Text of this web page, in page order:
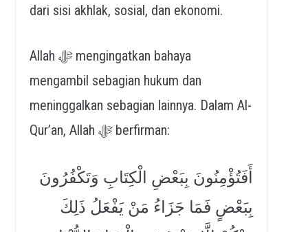
dari sisi akhlak, sosial, dan ekonomi.
Allah ﷻ mengingatkan bahaya
mengambil sebagian hukum dan
meninggalkan sebagian lainnya. Dalam Al-
Qur’an, Allah ﷻ berfirman:
أَفَتُؤْمِنُونَ بِبَعْضِ الْكِتَابِ وَتَكْفُرُونَ
بِبَعْضٍ فَمَا جَزَاءُ مَنْ يَفْعَلُ ذَلِكَ